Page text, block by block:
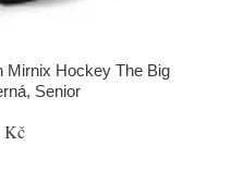
Mirnix Hockey The Big
Senior
Kč